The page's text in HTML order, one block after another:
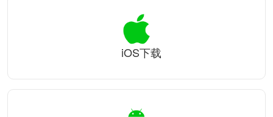
iOS下载